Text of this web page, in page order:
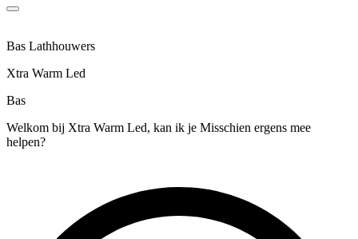
Bas Lathhouwers
Xtra Warm Led
Bas
Welkom bij Xtra Warm Led, kan ik je Misschien ergens mee
helpen?